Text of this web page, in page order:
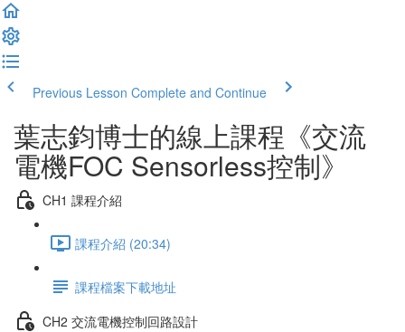
Previous Lesson Complete and Continue
葉志鈞博士的線上課程《交流
電機FOC Sensorless控制》
CH1 課程介紹
課程介紹 (20:34)
課程檔案下載地址
CH2 交流電機控制回路設計